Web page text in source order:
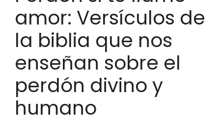
amor: Versículos de
la biblia que nos
enseñan sobre el
perdón divino y
humano